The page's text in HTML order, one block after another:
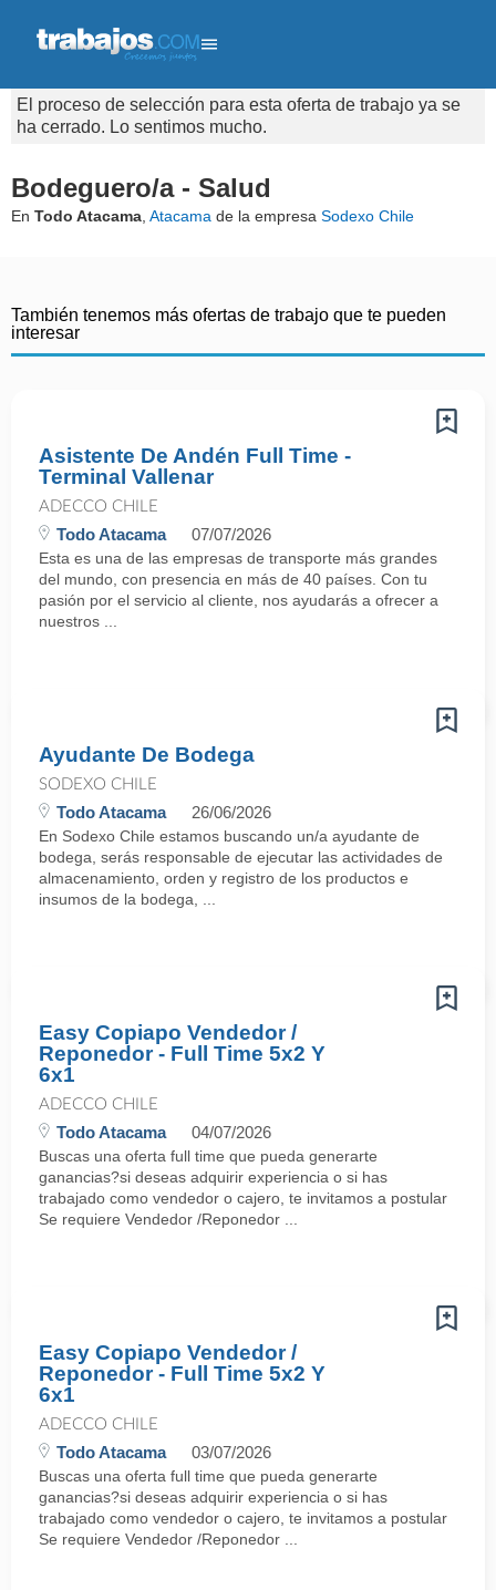
El proceso de selección para esta oferta de trabajo ya se
ha cerrado. Lo sentimos mucho.
Bodeguero/a - Salud
En Todo Atacama Atacama de la empresa Sodexo Chile
También tenemos más ofertas de trabajo que te pueden
interesar
Asistente De Andén Full Time -
Terminal Vallenar
ADECCO CHILE
Todo Atacama 07/07/2026
Esta es una de las empresas de transporte más grandes
del mundo, con presencia en más de 40 países. Con tu
pasión por el servicio al cliente, nos ayudarás a ofrecer a
nuestros ...
Ayudante De Bodega
SODEXO CHILE
Todo Atacama 26/06/2026
En Sodexo Chile estamos buscando un/a ayudante de
bodega, serás responsable de ejecutar las actividades de
almacenamiento, orden y registro de los productos e
insumos de la bodega, ...
Easy Copiapo Vendedor /
Reponedor - Full Time 5x2 Y
6x1
ADECCO CHILE
Todo Atacama 04/07/2026
Buscas una oferta full time que pueda generarte
ganancias?si deseas adquirir experiencia o si has
trabajado como vendedor o cajero, te invitamos a postular
Se requiere Vendedor /Reponedor ...
Easy Copiapo Vendedor /
Reponedor - Full Time 5x2 Y
6x1
ADECCO CHILE
Todo Atacama 03/07/2026
Buscas una oferta full time que pueda generarte
ganancias?si deseas adquirir experiencia o si has
trabajado como vendedor o cajero, te invitamos a postular
Se requiere Vendedor /Reponedor ...